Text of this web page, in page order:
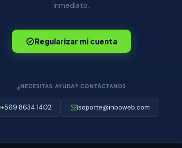
inmediato.
Regularizar mi cuenta
¿NECESITAS AYUDA? CONTÁCTANOS
+569 8634 1402 soporte@inboweb.com